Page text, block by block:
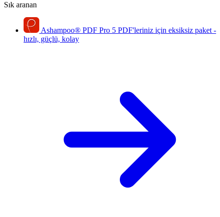
Sık aranan
Ashampoo® PDF Pro 5 PDF'leriniz için eksiksiz paket -
hızlı, güçlü, kolay